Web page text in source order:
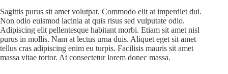
Sagittis purus sit amet volutpat. Commodo elit at imperdiet dui.
Non odio euismod lacinia at quis risus sed vulputate odio.
Adipiscing elit pellentesque habitant morbi. Etiam sit amet nisl
purus in mollis. Nam at lectus urna duis. Aliquet eget sit amet
tellus cras adipiscing enim eu turpis. Facilisis mauris sit amet
massa vitae tortor. At consectetur lorem donec massa.